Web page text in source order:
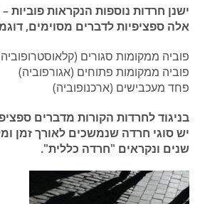
ישנן חרדות נוספות הנקראות פוביות
אלה ספציפיות לדברים מסוימים,
פוביה ממקומות סגורים
פוביה ממקומות פתוחים (אגורפוביה)
פחד מעכבישים (ארכנופוביה)
בניגוד לחרדות הקורות מדברים
יש סוגי חרדה שנמשכים לאורך זמן
שנים ונקראים "חרדה כללית".